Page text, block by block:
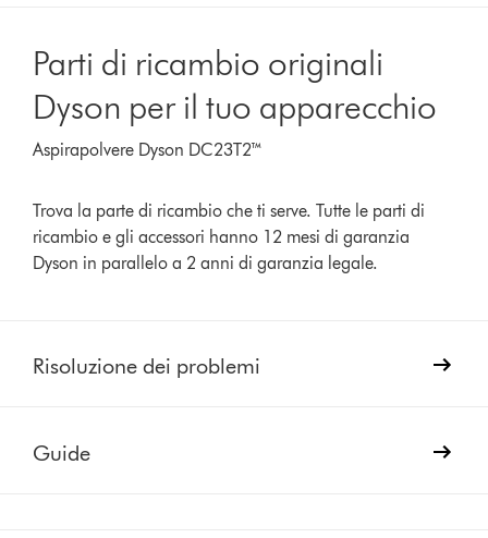
Parti di ricambio originali
Dyson per il tuo apparecchio
Aspirapolvere Dyson DC23T2™
Trova la parte di ricambio che ti serve. Tutte le parti di
ricambio e gli accessori hanno 12 mesi di garanzia
Dyson in parallelo a 2 anni di garanzia legale.
Risoluzione dei problemi
Guide